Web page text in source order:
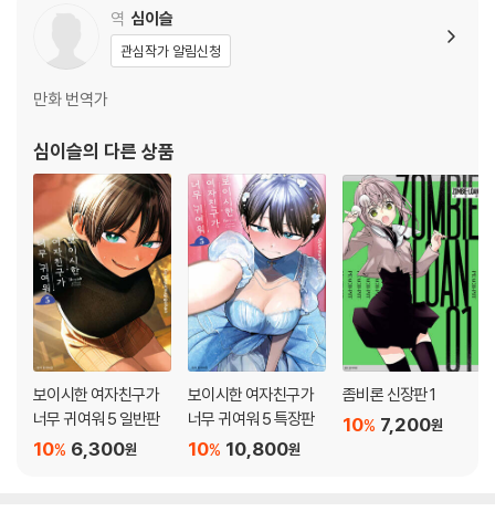
역 심이슬
관심작가 알림신청
만화 번역가
심이슬의 다른 상품
보이시한 여자친구가
너무 귀여워 5 일반판
6,300원
10%
보이시한 여자친구가
너무 귀여워 5 특장판
10,800원
10%
좀비론 신장판 1
7,200원
10%